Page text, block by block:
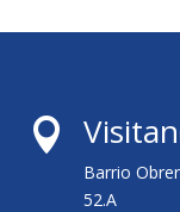

Barrio
52.A